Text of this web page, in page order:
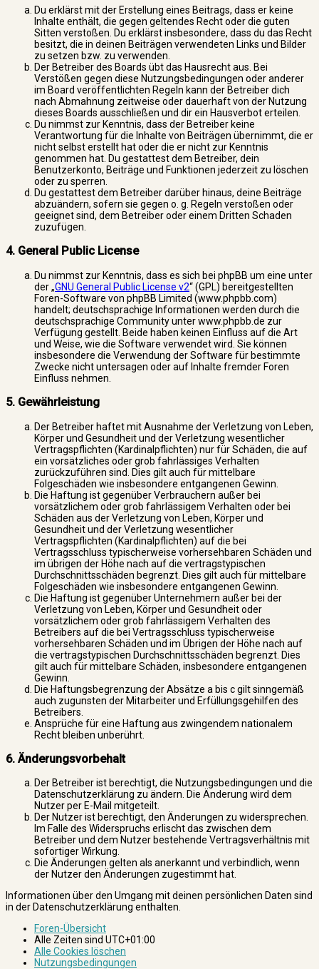
Du erklärst mit der Erstellung eines Beitrags, dass er keine
Inhalte enthält, die gegen geltendes Recht oder die guten
Sitten verstoßen. Du erklärst insbesondere, dass du das Recht
besitzt, die in deinen Beiträgen verwendeten Links und Bilder
zu setzen bzw. zu verwenden.
Der Betreiber des Boards übt das Hausrecht aus. Bei
Verstößen gegen diese Nutzungsbedingungen oder anderer
im Board veröffentlichten Regeln kann der Betreiber dich
nach Abmahnung zeitweise oder dauerhaft von der Nutzung
dieses Boards ausschließen und dir ein Hausverbot erteilen.
Du nimmst zur Kenntnis, dass der Betreiber keine
Verantwortung für die Inhalte von Beiträgen übernimmt, die er
nicht selbst erstellt hat oder die er nicht zur Kenntnis
genommen hat. Du gestattest dem Betreiber, dein
Benutzerkonto, Beiträge und Funktionen jederzeit zu löschen
oder zu sperren.
Du gestattest dem Betreiber darüber hinaus, deine Beiträge
abzuändern, sofern sie gegen o. g. Regeln verstoßen oder
geeignet sind, dem Betreiber oder einem Dritten Schaden
zuzufügen.
4. General Public License
Du nimmst zur Kenntnis, dass es sich bei phpBB um eine unter
der „GNU General Public License v2“ (GPL) bereitgestellten
Foren-Software von phpBB Limited (www.phpbb.com)
handelt; deutschsprachige Informationen werden durch die
deutschsprachige Community unter www.phpbb.de zur
Verfügung gestellt. Beide haben keinen Einfluss auf die Art
und Weise, wie die Software verwendet wird. Sie können
insbesondere die Verwendung der Software für bestimmte
Zwecke nicht untersagen oder auf Inhalte fremder Foren
Einfluss nehmen.
5. Gewährleistung
Der Betreiber haftet mit Ausnahme der Verletzung von Leben,
Körper und Gesundheit und der Verletzung wesentlicher
Vertragspflichten (Kardinalpflichten) nur für Schäden, die auf
ein vorsätzliches oder grob fahrlässiges Verhalten
zurückzuführen sind. Dies gilt auch für mittelbare
Folgeschäden wie insbesondere entgangenen Gewinn.
Die Haftung ist gegenüber Verbrauchern außer bei
vorsätzlichem oder grob fahrlässigem Verhalten oder bei
Schäden aus der Verletzung von Leben, Körper und
Gesundheit und der Verletzung wesentlicher
Vertragspflichten (Kardinalpflichten) auf die bei
Vertragsschluss typischerweise vorhersehbaren Schäden und
im übrigen der Höhe nach auf die vertragstypischen
Durchschnittsschäden begrenzt. Dies gilt auch für mittelbare
Folgeschäden wie insbesondere entgangenen Gewinn.
Die Haftung ist gegenüber Unternehmern außer bei der
Verletzung von Leben, Körper und Gesundheit oder
vorsätzlichem oder grob fahrlässigem Verhalten des
Betreibers auf die bei Vertragsschluss typischerweise
vorhersehbaren Schäden und im Übrigen der Höhe nach auf
die vertragstypischen Durchschnittsschäden begrenzt. Dies
gilt auch für mittelbare Schäden, insbesondere entgangenen
Gewinn.
Die Haftungsbegrenzung der Absätze a bis c gilt sinngemäß
auch zugunsten der Mitarbeiter und Erfüllungsgehilfen des
Betreibers.
Ansprüche für eine Haftung aus zwingendem nationalem
Recht bleiben unberührt.
6. Änderungsvorbehalt
Der Betreiber ist berechtigt, die Nutzungsbedingungen und die
Datenschutzerklärung zu ändern. Die Änderung wird dem
Nutzer per E-Mail mitgeteilt.
Der Nutzer ist berechtigt, den Änderungen zu widersprechen.
Im Falle des Widerspruchs erlischt das zwischen dem
Betreiber und dem Nutzer bestehende Vertragsverhältnis mit
sofortiger Wirkung.
Die Änderungen gelten als anerkannt und verbindlich, wenn
der Nutzer den Änderungen zugestimmt hat.
Informationen über den Umgang mit deinen persönlichen Daten sind
in der Datenschutzerklärung enthalten.
Foren-Übersicht
Alle Zeiten sind UTC+01:00
Alle Cookies löschen
Nutzungsbedingungen